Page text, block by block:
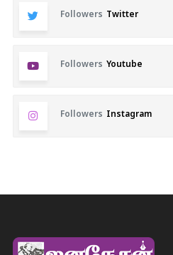
Followers Twitter
Followers Youtube
Followers Instagram